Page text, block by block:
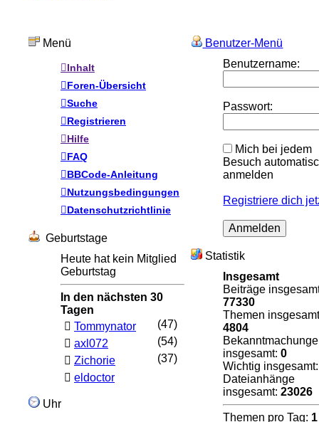
Menü
Inhalt
Foren-Übersicht
Suche
Registrieren
Hilfe
FAQ
BBCode-Anleitung
Nutzungsbedingungen
Datenschutzrichtlinie
Geburtstage
Heute hat kein Mitglied
Geburtstag
In den nächsten 30
Tagen
Tommynator
(47)
axl072
(54)
Zichorie
(37)
eldoctor
Uhr
Benutzer-Menü
Benutzername:
Passwort:
Mich bei jedem
Besuch
anmelden
Registriere dich
Statistik
Insgesamt
Beiträge
77330
Themen
4804
insgesamt:0
Wichtig
Dateianhänge
insgesamt:23026
Themen pro Tag: 1